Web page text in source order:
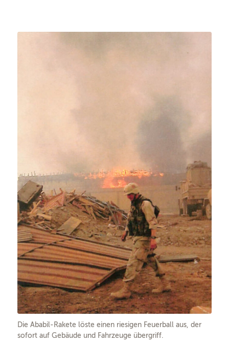
Die Ababil-Rakete löste einen riesigen Feuerball aus, der
sofort auf Gebäude und Fahrzeuge übergriff.